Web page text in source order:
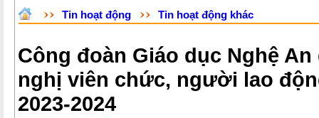
Tin hoạt động Tin hoạt động khác
Công đoàn Giáo dục Nghệ
nghị viên chức, người lao
2023-2024